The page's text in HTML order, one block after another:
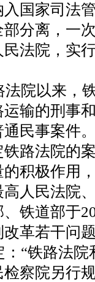
国家司法
分离，一
法院，实
院以来，
输的刑事
民事案件
路法院的
积极作用
人民法院
铁道部于
革若干问
“铁路法
察院另行